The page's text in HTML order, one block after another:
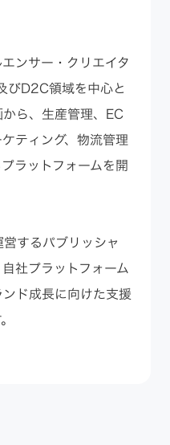
ンサー・クリエイタ
びD2C領域を中心と
ら、生産管理、EC
ティング、物流管理
ラットフォームを開
するパブリッシャ
社プラットフォーム
ド成長に向けた支援